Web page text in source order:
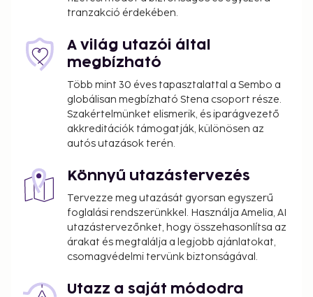
tranzakció érdekében.
A világ utazói által
megbízható
Több mint 30 éves tapasztalattal a Sembo a
globálisan megbízható Stena csoport része.
Szakértelmünket elismerik, és iparágvezető
akkreditációk támogatják, különösen az
autós utazások terén.
Könnyű utazástervezés
Tervezze meg utazását gyorsan egyszerű
foglalási rendszerünkkel. Használja Amelia, AI
utazástervezőnket, hogy összehasonlítsa az
árakat és megtalálja a legjobb ajánlatokat,
csomagvédelmi tervünk biztonságával.
Utazz a saját módodra